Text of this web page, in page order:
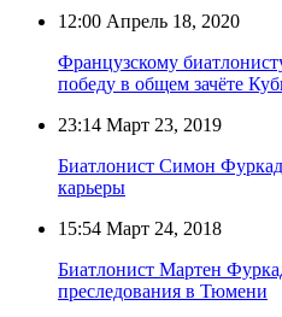
12:00 Апрель 18, 2020
Французскому
победу в общем зачёте
23:14 Март 23, 2019
Биатлонист Симон
карьеры
15:54 Март 24, 2018
Биатлонист Мартен
преследования в Тюмени